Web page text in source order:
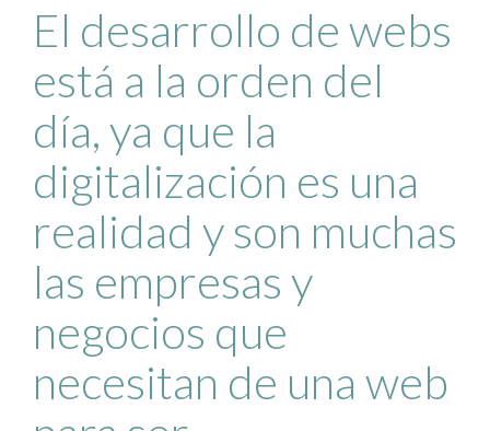
El desarrollo de webs
está a la orden del
día, ya que la
digitalización es una
realidad y son muchas
las empresas y
negocios que
necesitan de una web